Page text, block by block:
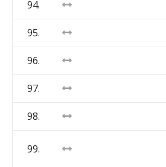
94.
95.
96.
97.
98.
99.